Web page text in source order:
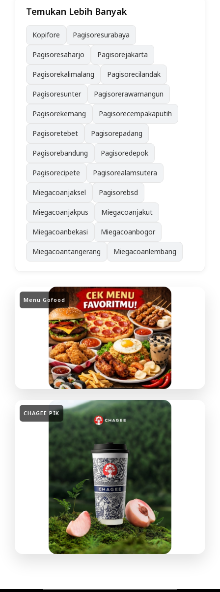
Temukan Lebih Banyak
Kopifore Pagisoresurabaya
Pagisoresaharjo Pagisorejakarta
Pagisorekalimalang Pagisorecilandak
Pagisoresunter Pagisorerawamangun
Pagisorekemang Pagisorecempakaputih
Pagisoretebet Pagisorepadang
Pagisorebandung Pagisoredepok
Pagisorecipete Pagisorealamsutera
Miegacoanjaksel Pagisorebsd
Miegacoanjakpus Miegacoanjakut
Miegacoanbekasi Miegacoanbogor
Miegacoantangerang Miegacoanlembang
Menu Gofood
CHAGEE PIK